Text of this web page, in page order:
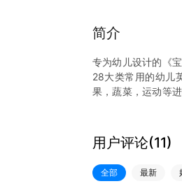
简介
专为幼儿设计的《
28大类常用的幼儿
果，蔬菜，运动等
【产品特色】
1. 28个单词大类覆
2. 所有单词均配有
3. 除了学习外，还
用户评论(11)
全部 最新